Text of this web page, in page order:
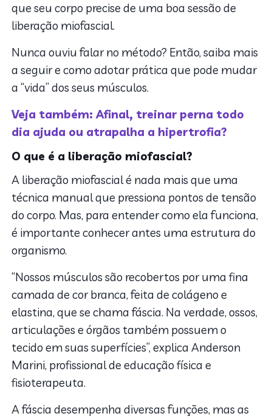
que seu corpo precise de uma boa sessão de
liberação miofascial.
Nunca ouviu falar no método? Então, saiba mais
a seguir e como adotar prática que pode mudar
a “vida” dos seus músculos.
Veja também: Afinal, treinar perna todo
dia ajuda ou atrapalha a hipertrofia?
O que é a liberação miofascial?
A liberação miofascial é nada mais que uma
técnica manual que pressiona pontos de tensão
do corpo. Mas, para entender como ela funciona,
é importante conhecer antes uma estrutura do
organismo.
“Nossos músculos são recobertos por uma fina
camada de cor branca, feita de colágeno e
elastina, que se chama fáscia. Na verdade, ossos,
articulações e órgãos também possuem o
tecido em suas superfícies”, explica Anderson
Marini, profissional de educação física e
fisioterapeuta.
A fáscia desempenha diversas funções, mas as